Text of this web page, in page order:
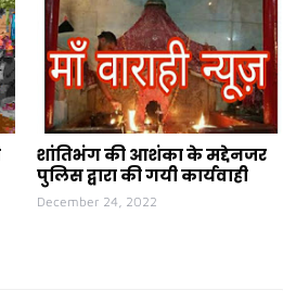
शांतिभंग की आशंका के मद्देनजर
पुलिस द्वारा की गयी कार्यवाही
December 24, 2022